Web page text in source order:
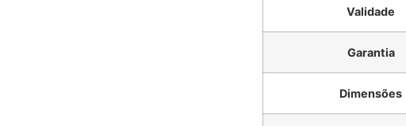
Validade
Garantia
Dimensões